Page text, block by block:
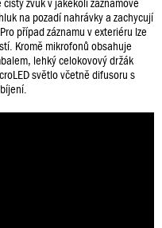
zvuk v jakékoli záznamové
na pozadí nahrávky a zachycují
případ záznamu v exteriéru lze
Kromě mikrofonů obsahuje
lehký celokovový držák
světlo včetně difusoru s